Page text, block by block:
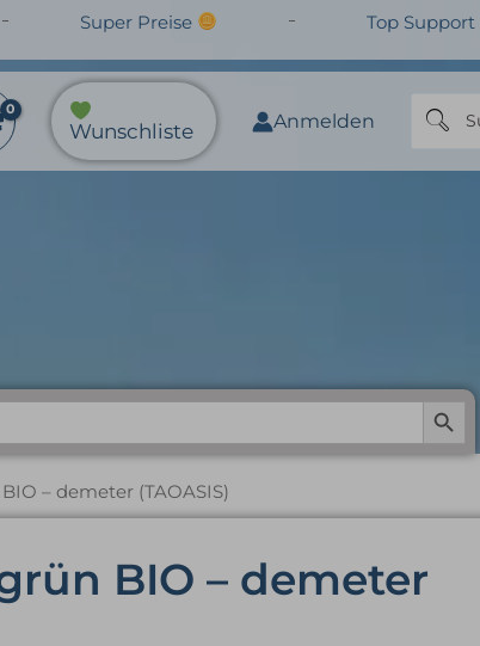
Super Preise Top Support
Wunschliste Anmelden
Search Button
– demeter (TAOASIS)
BIO – demeter